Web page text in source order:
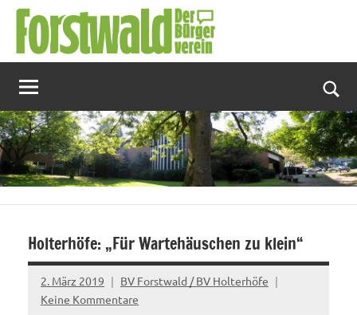
Zum
Inhalt
springen
Holterhöfe: „Für Wartehäuschen zu klein“
2. März 2019
BV Forstwald / BV Holterhöfe
Keine Kommentare